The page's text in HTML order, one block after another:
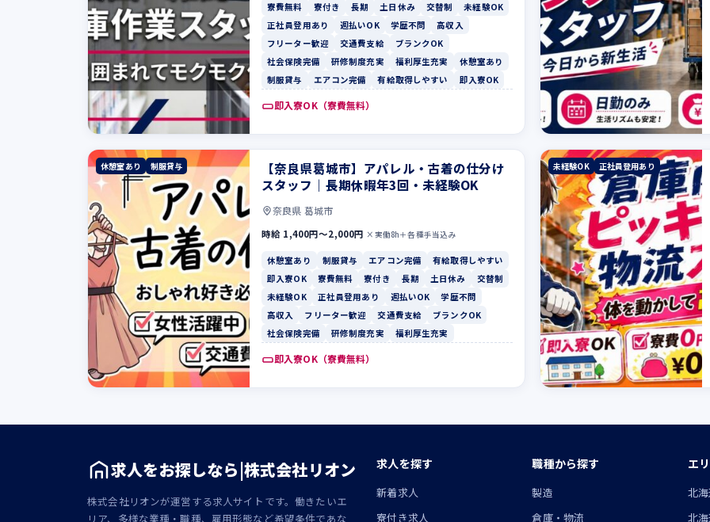
寮費無料 寮付き 長期 土日休み 交替制
未経験OK
正社員登用あり
週払いOK 学歴不問
高収入
フリーター歓迎
交通費支給
ブランクOK
社会保険完備
研修制度充実 福利厚生充実
休憩室あり
制服貸与
エアコン完備 有給取得しやすい 即入寮OK
即入寮OK（寮費無料）
休憩室あり 制服貸与
【奈良県葛城市】アパレル・古着の仕分け
スタッフ｜長期休暇年3回・未経験OK
奈良県 葛城市
時給 1,400円〜2,000円 ×実働8h＋各種手当込み
休憩室あり 制服貸与 エアコン完備
有給取得しやすい
即入寮OK
寮費無料 寮付き 長期 土日休み
交替制
未経験OK
正社員登用あり 週払いOK
学歴不問
高収入
フリーター歓迎 交通費支給
ブランクOK
社会保険完備
研修制度充実 福利厚生充実
即入寮OK（寮費無料）
未経験OK 正社員登用あり
求人をお探しなら|株式会社リオン
株式会社リオンが運営する求人サイトです。働きたいエ
リア、多様な業種・職種、雇用形態など希望条件であな
求人を探す
新着求人
寮付き求人
職種から探す
製造
倉庫・物流
エ
北
北